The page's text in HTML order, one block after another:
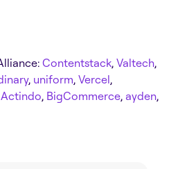
Contentstack, Valtech,
, uniform, Vercel,
Actindo, BigCommerce, ayden,